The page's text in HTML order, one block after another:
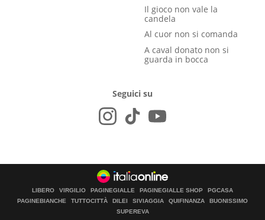
Il gioco non vale la
candela
Al cuor non si comanda
A caval donato non si
guarda in bocca
Seguici su
LIBERO VIRGILIO PAGINEGIALLE PAGINEGIALLE SHOP
PGCASA
PAGINEBIANCHE
TUTTOCITTÀ DILEI SIVIAGGIA QUIFINANZA
BUONISSIMO
SUPEREVA